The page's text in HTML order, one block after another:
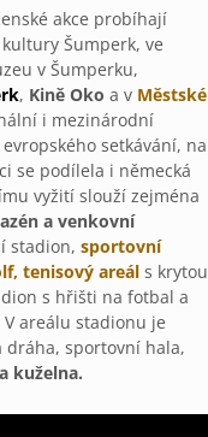
akce probíhají
Šumperk, ve
v Šumperku,
, Kině Oko a v Městské
i mezinárodní
setkávání, na
se podílela i německá
vyžití slouží zejména
a venkovní
stadion,sportovní
tenisový areáls krytou
s hřišti na fotbal a
areálu stadionu je
dráha, sportovní hala,
kuželna.